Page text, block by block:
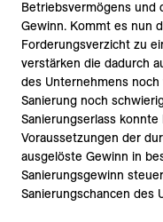
Betriebsvermögens und
Gewinn. Kommt es nun
Forderungsverzicht zu
verstärken die dadurch
des Unternehmens
Sanierung noch
Sanierungserlass
Voraussetzungen der
ausgelöste Gewinn in
Sanierungsgewinn
Sanierungschancen des